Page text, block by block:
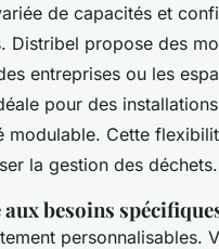
de capacités et
Distribel propose des
entreprises ou les
pour des
modulable. Cette
la gestion des déchets.
besoins
personnalisables.